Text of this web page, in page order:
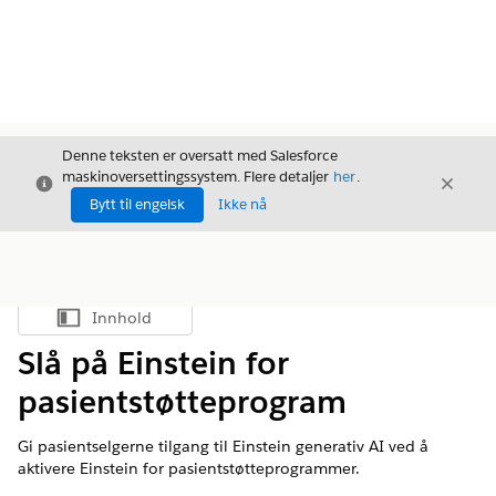
Avslutt
Denne teksten er oversatt med Salesforce
maskinoversettingssystem. Flere detaljer her.
Bytt til engelsk
Ikke nå
Avslutt
Vis innholdsfortegnelse
Innhold
Slå på Einstein for
pasientstøtteprogram
Gi pasientselgerne tilgang til Einstein generativ AI ved å
aktivere Einstein for pasientstøtteprogrammer.